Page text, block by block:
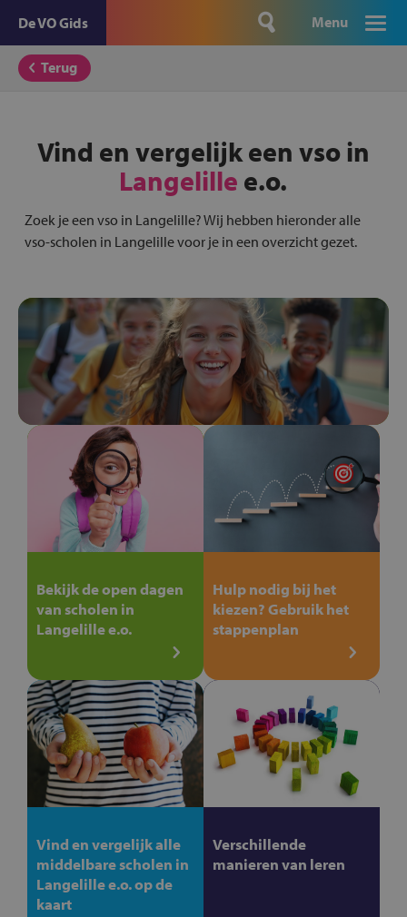
De VO Gids Menu
Terug
Vind en vergelijk een vso in
Langelille e.o.
Zoek je een vso in Langelille? Wij hebben hieronder alle
vso-scholen in Langelille voor je in een overzicht gezet.
Bekijk de open dagen
van scholen in
Langelille e.o.
Hulp nodig bij het
kiezen? Gebruik het
stappenplan
Vind en vergelijk alle
middelbare scholen in
Langelille e.o. op de
kaart
Verschillende
manieren van leren